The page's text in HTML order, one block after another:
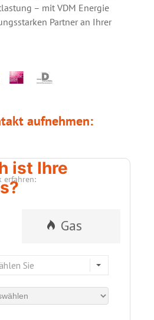
– mit VDM Energie
Partner an Ihrer
aufnehmen:
erfahren:
ist Ihre